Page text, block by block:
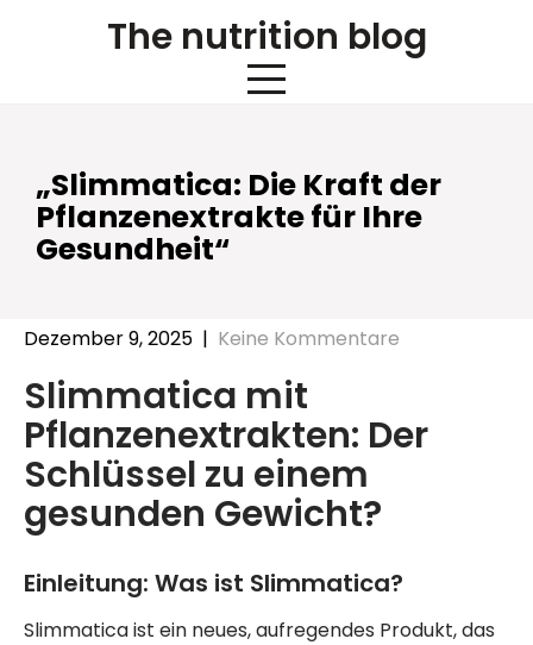
The nutrition blog
„Slimmatica: Die Kraft der
Pflanzenextrakte für Ihre
Gesundheit“
Dezember 9, 2025 | Keine Kommentare
Slimmatica mit
Pflanzenextrakten: Der
Schlüssel zu einem
gesunden Gewicht?
Einleitung: Was ist Slimmatica?
Slimmatica ist ein neues, aufregendes Produkt, das